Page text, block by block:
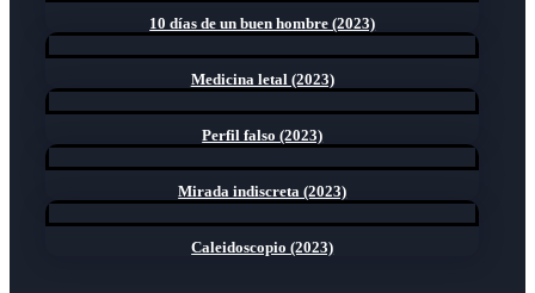
10 días de un buen hombre (2023)
Medicina letal (2023)
Perfil falso (2023)
Mirada indiscreta (2023)
Caleidoscopio (2023)